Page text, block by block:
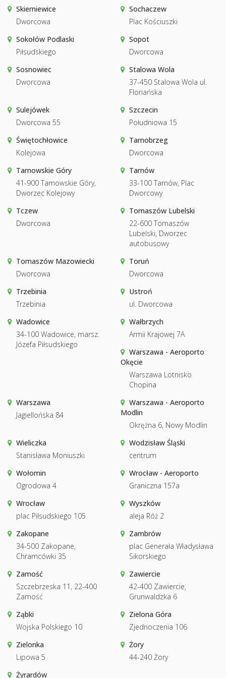
Skierniewice
Dworcowa
Sochaczew
Plac Kościuszki
Sokołów Podlaski
Piłsudskiego
Sopot
Dworcowa
Sosnowiec
Dworcowa
Stalowa Wola
37-450 Stalowa Wola ul.
Floriańska
Sulejówek
Dworcowa 55
Szczecin
Południowa 15
Świętochłowice
Kolejowa
Tarnobrzeg
Dworcowa
Tarnowskie Góry
41-900 Tarnowskie Góry,
Dworzec Kolejowy
Tarnów
33-100 Tarnów, Plac
Dworcowy
Tczew
Dworcowa
Tomaszów Lubelski
22-600 Tomaszów
Lubelski, Dworzec
autobusowy
Tomaszów Mazowiecki
Dworcowa
Toruń
Dworcowa
Trzebinia
Trzebinia
Ustroń
ul. Dworcowa
Wadowice
34-100 Wadowice, marsz.
Józefa Piłsudskiego
Wałbrzych
Armii Krajowej 7A
Warszawa - Aeroporto
Okęcie
Warszawa Lotnisko
Chopina
Warszawa
Jagiellońska 84
Warszawa - Aeroporto
Modlin
Okrężna 6, Nowy Modlin
Wieliczka
Stanisława Moniuszki
Wodzisław Śląski
centrum
Wołomin
Ogrodowa 4
Wrocław - Aeroporto
Graniczna 157a
Wrocław
plac Piłsudskiego 105
Wyszków
aleja Róż 2
Zakopane
34-500 Zakopane,
Chramcówki 35
Zambrów
plac Generała Władysława
Sikorskiego
Zamość
Szczebrzeska 11, 22-400
Zamość
Zawiercie
42-400 Zawiercie,
Grunwaldzka 6
Ząbki
Wojska Polskiego 10
Zielona Góra
Zjednoczenia 106
Zielonka
Lipowa 5
Żory
44-240 Żory
Żyrardów